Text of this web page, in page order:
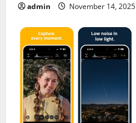
admin November 14, 2025